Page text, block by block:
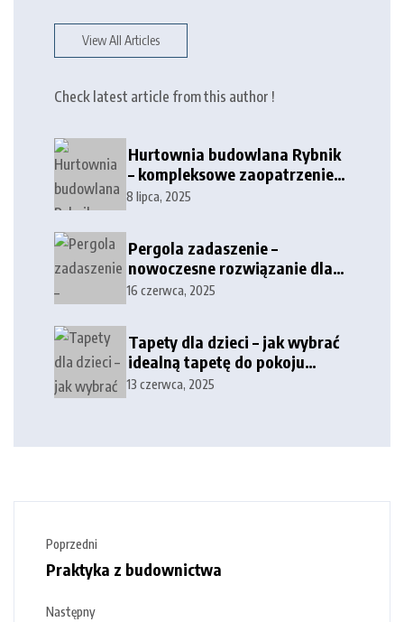
View All Articles
Check latest article from this author !
Hurtownia budowlana Rybnik
– kompleksowe zaopatrzenie
dla firm i klientów
8 lipca, 2025
Pergola zadaszenie –
nowoczesne rozwiązanie dla
tarasów i przestrzeni
16 czerwca, 2025
Tapety dla dzieci – jak wybrać
idealną tapetę do pokoju
dziecka?
13 czerwca, 2025
Poprzedni
Praktyka z budownictwa
Następny